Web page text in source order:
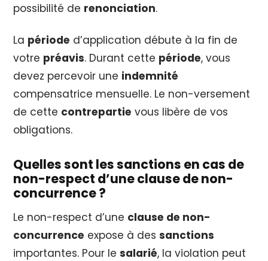
possibilité de renonciation.
La période d’application débute à la fin de
votre préavis. Durant cette période, vous
devez percevoir une indemnité
compensatrice mensuelle. Le non-versement
de cette contrepartie vous libère de vos
obligations.
Quelles sont les sanctions en cas de
non-respect d’une clause de non-
concurrence ?
Le non-respect d’une clause de non-
concurrence expose à des sanctions
importantes. Pour le salarié, la violation peut